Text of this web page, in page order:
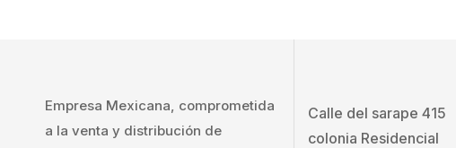
Empresa Mexicana, comprometida
a la venta y distribución de
Calle del sarape 415
colonia Residencial